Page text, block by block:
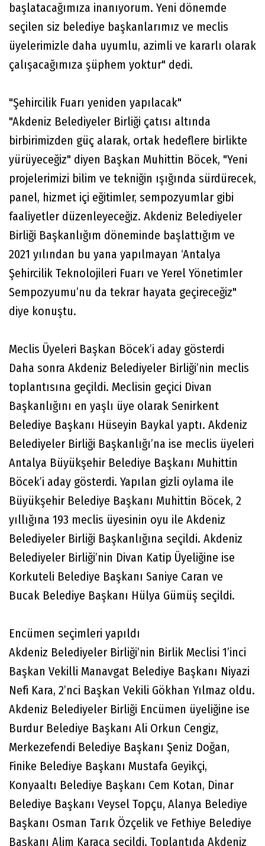
başlatacağımıza inanıyorum. Yeni dönemde
seçilen siz belediye başkanlarımız ve meclis
üyelerimizle daha uyumlu, azimli ve kararlı olarak
çalışacağımıza şüphem yoktur" dedi.
"Şehircilik Fuarı yeniden yapılacak"
"Akdeniz Belediyeler Birliği çatısı altında
birbirimizden güç alarak, ortak hedeflere birlikte
yürüyeceğiz" diyen Başkan Muhittin Böcek, "Yeni
projelerimizi bilim ve tekniğin ışığında sürdürecek,
panel, hizmet içi eğitimler, sempozyumlar gibi
faaliyetler düzenleyeceğiz. Akdeniz Belediyeler
Birliği Başkanlığım döneminde başlattığım ve
2021 yılından bu yana yapılmayan ‘Antalya
Şehircilik Teknolojileri Fuarı ve Yerel Yönetimler
Sempozyumu’nu da tekrar hayata geçireceğiz"
diye konuştu.
Meclis Üyeleri Başkan Böcek’i aday gösterdi
Daha sonra Akdeniz Belediyeler Birliği’nin meclis
toplantısına geçildi. Meclisin geçici Divan
Başkanlığını en yaşlı üye olarak Senirkent
Belediye Başkanı Hüseyin Baykal yaptı. Akdeniz
Belediyeler Birliği Başkanlığı’na ise meclis üyeleri
Antalya Büyükşehir Belediye Başkanı Muhittin
Böcek’i aday gösterdi. Yapılan gizli oylama ile
Büyükşehir Belediye Başkanı Muhittin Böcek, 2
yıllığına 193 meclis üyesinin oyu ile Akdeniz
Belediyeler Birliği Başkanlığına seçildi. Akdeniz
Belediyeler Birliği’nin Divan Katip Üyeliğine ise
Korkuteli Belediye Başkanı Saniye Caran ve
Bucak Belediye Başkanı Hülya Gümüş seçildi.
Encümen seçimleri yapıldı
Akdeniz Belediyeler Birliği’nin Birlik Meclisi 1’inci
Başkan Vekilli Manavgat Belediye Başkanı Niyazi
Nefi Kara, 2’nci Başkan Vekili Gökhan Yılmaz oldu.
Akdeniz Belediyeler Birliği Encümen üyeliğine ise
Burdur Belediye Başkanı Ali Orkun Cengiz,
Merkezefendi Belediye Başkanı Şeniz Doğan,
Finike Belediye Başkanı Mustafa Geyikçi,
Konyaaltı Belediye Başkanı Cem Kotan, Dinar
Belediye Başkanı Veysel Topçu, Alanya Belediye
Başkanı Osman Tarık Özçelik ve Fethiye Belediye
Başkanı Alim Karaca seçildi. Toplantıda Akdeniz